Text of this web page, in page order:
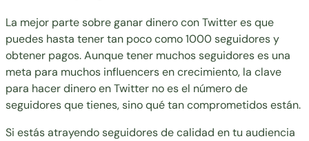
La mejor parte sobre ganar dinero con Twitter es que
puedes hasta tener tan poco como 1000 seguidores y
obtener pagos. Aunque tener muchos seguidores es una
meta para muchos influencers en crecimiento, la clave
para hacer dinero en Twitter no es el número de
seguidores que tienes, sino qué tan comprometidos están.
Si estás atrayendo seguidores de calidad en tu audiencia